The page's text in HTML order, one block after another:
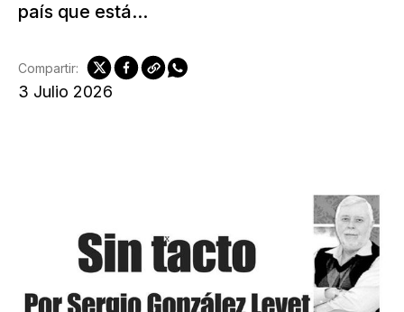
país que está...
3 Julio 2026
Compartir: